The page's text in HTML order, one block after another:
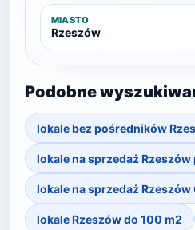
MIASTO
Rzeszów
Podobne
lokale bez pośredników
lokale na sprzedaż Rzeszów
lokale na sprzedaż Rzeszów
lokale Rzeszów do 100 m2